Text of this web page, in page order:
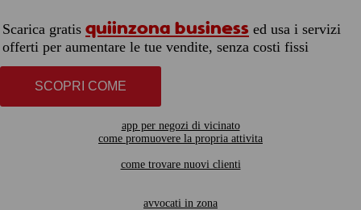
Scarica gratis quiinzona business ed usa i servizi
offerti per aumentare le tue vendite, senza costi fissi
SCOPRI COME
app per negozi di vicinato
come promuovere la propria attivita
come trovare nuovi clienti
avvocati in zona